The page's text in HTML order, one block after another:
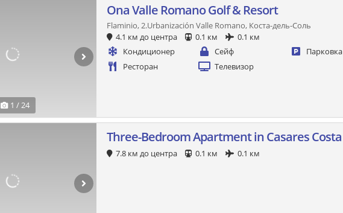
1 / 24
Ona Valle Romano Golf & Resort
Flaminio, 2.Urbanización Valle Romano, Коста-дель-Соль
4.1 км до центра
0.1 км
0.1 км
Кондиционер
Сейф
Парковка
Ресторан
Телевизор
Three-Bedroom Apartment in Casares Costa
7.8 км до центра 0.1 км 0.1 км